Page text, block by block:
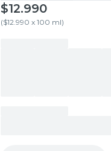
$12.990
($12.990 x 100 ml)